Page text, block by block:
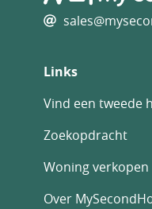
Links
Vind een tweede
Zoekopdracht
Woning verkopen
Over